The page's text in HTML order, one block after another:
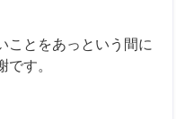
ことをあっという間に
す。